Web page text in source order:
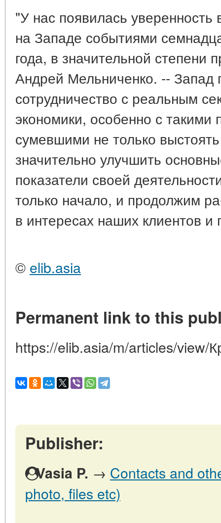
"У нас появилась
на Западе событиями
года, в значительной степени
Андрей Мельниченко. -- Запад
сотрудничество с реальным
экономики, особенно с
сумевшими не только
значительно улучшить
показатели своей
только начало, и продолжим
в интересах наших клиентов и
© elib.asia
Permanent link to this
https://elib.asia/m/articles/view/
Publisher:
Vasia P. → Contacts and
photo, files etc)